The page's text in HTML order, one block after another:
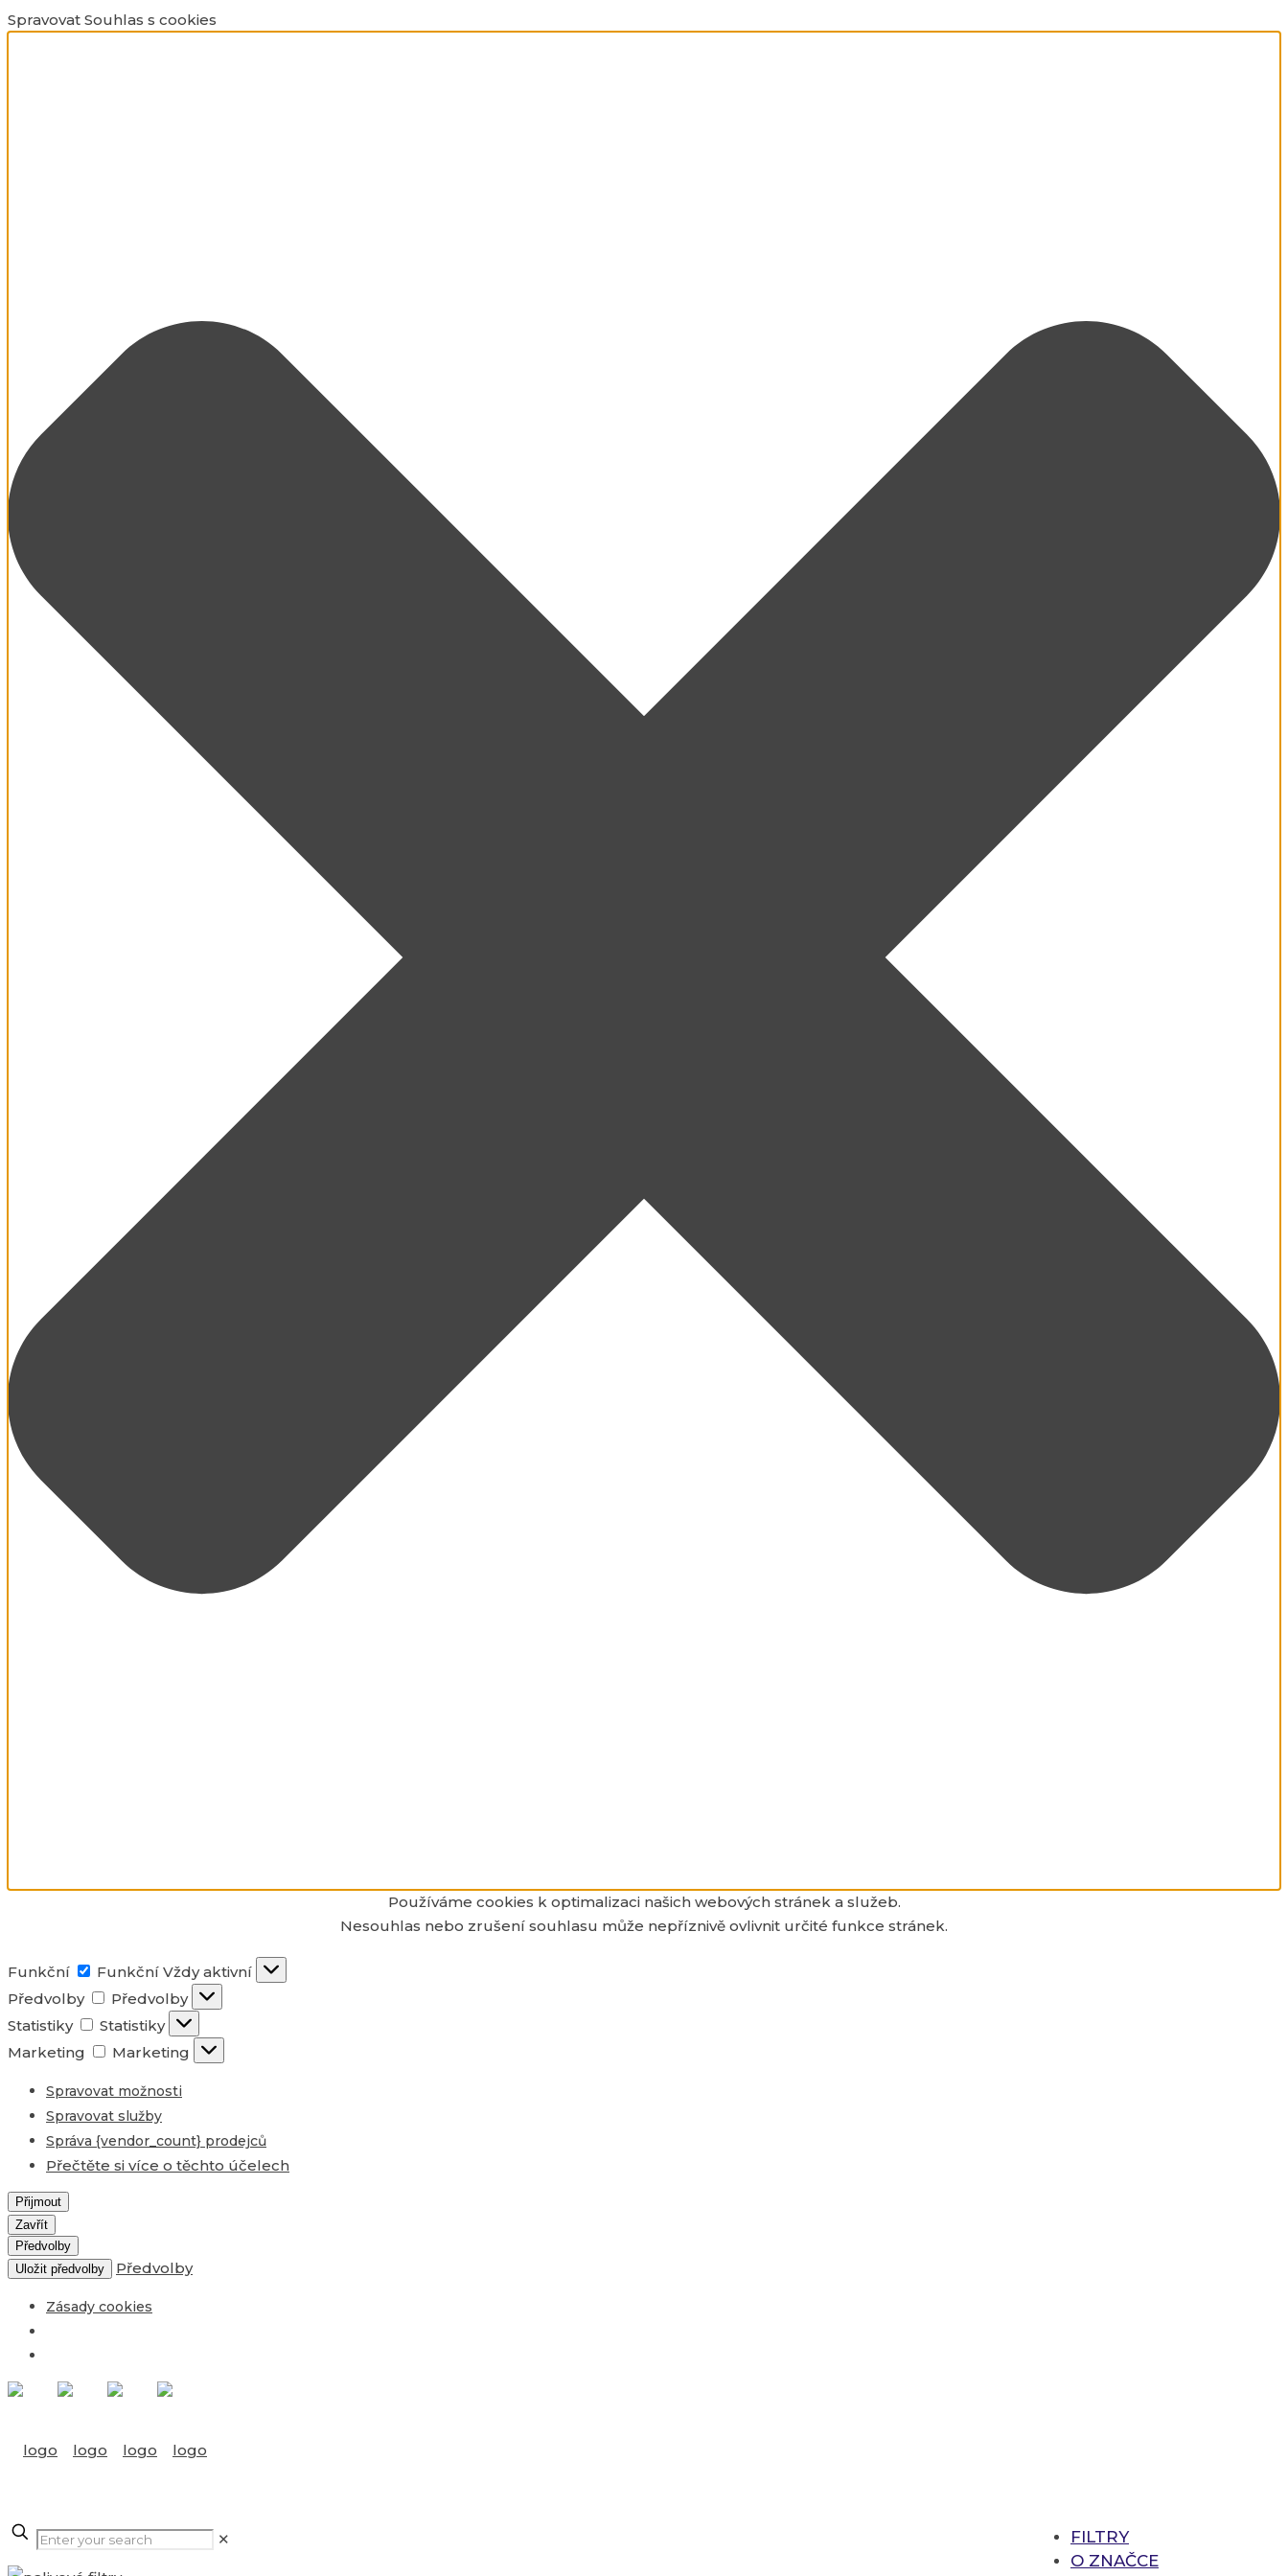
Spravovat Souhlas s cookies
Používáme cookies k optimalizaci našich webových stránek a služeb.
Nesouhlas nebo zrušení souhlasu může nepříznivě ovlivnit určité funkce stránek.
Funkční Funkční Vždy aktivní
Předvolby
Předvolby
Statistiky
Statistiky
Marketing
Marketing
Spravovat možnosti
Spravovat služby
Správa {vendor_count} prodejců
Přečtěte si více o těchto účelech
Přijmout
Zavřít
Předvolby
Uložit předvolby
Předvolby
Zásady cookies
FILTRY
O ZNAČCE
✕